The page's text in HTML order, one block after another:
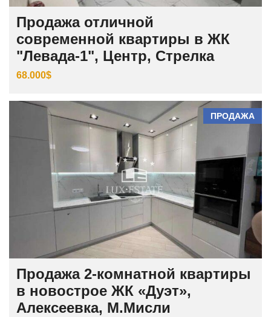
Продажа отличной
современной квартиры в ЖК
"Левада-1", Центр, Стрелка
68.000$
ПРОДАЖА
Продажа 2-комнатной квартиры
в новострое ЖК «Дуэт»,
Алексеевка, М.Мисли